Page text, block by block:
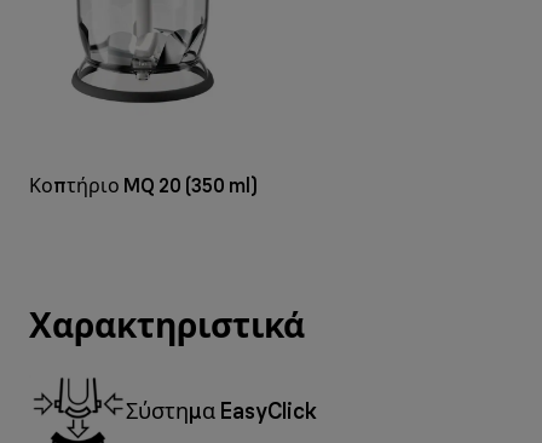
Κοπτήριο MQ 20 (350 ml)
Χαρακτηριστικά
Σύστημα EasyClick